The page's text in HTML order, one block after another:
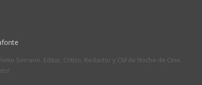
Serrano. Editor, Crítico, Redactor y CM de Noche de Cine.